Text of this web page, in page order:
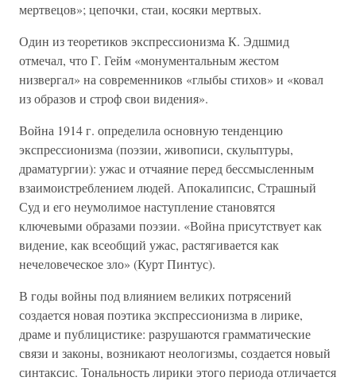
мертвецов»; цепочки, стаи, косяки мертвых.
Один из теоретиков экспрессионизма К. Эдшмид
отмечал, что Г. Гейм «монументальным жестом
низвергал» на современников «глыбы стихов» и «ковал
из образов и строф свои видения».
Война 1914 г. определила основную тенденцию
экспрессионизма (поэзии, живописи, скульптуры,
драматургии): ужас и отчаяние перед бессмысленным
взаимоистреблением людей. Апокалипсис, Страшный
Суд и его неумолимое наступление становятся
ключевыми образами поэзии. «Война присутствует как
видение, как всеобщий ужас, растягивается как
нечеловеческое зло» (Курт Пинтус).
В годы войны под влиянием великих потрясений
создается новая поэтика экспрессионизма в лирике,
драме и публицистике: разрушаются грамматические
связи и законы, возникают неологизмы, создается новый
синтаксис. Тональность лирики этого периода отличается